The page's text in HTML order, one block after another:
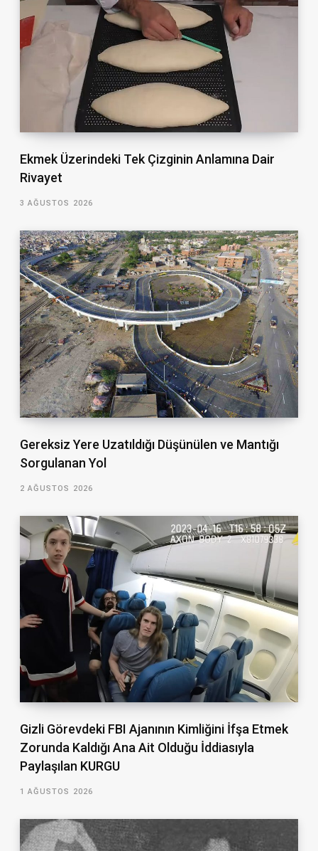
Ekmek Üzerindeki Tek Çizginin Anlamına Dair
Rivayet
3 AĞUSTOS 2026
Gereksiz Yere Uzatıldığı Düşünülen ve Mantığı
Sorgulanan Yol
2 AĞUSTOS 2026
Gizli Görevdeki FBI Ajanının Kimliğini İfşa Etmek
Zorunda Kaldığı Ana Ait Olduğu İddiasıyla
Paylaşılan KURGU
1 AĞUSTOS 2026